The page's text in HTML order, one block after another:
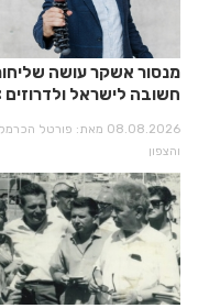
מנסור אשקר עושה שליחות
חשובה לישראל ולדרוזים
08.08.2026 מאת: פורטל הכרמל
והצפון